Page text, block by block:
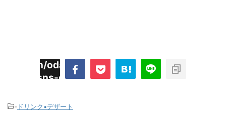
odaiji.com/public_html/blog/wp-
sns-count-cache/sns-count-
- ドリンク•デザート